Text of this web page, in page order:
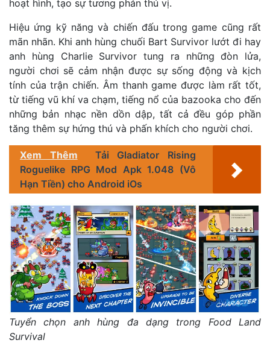
hoạt hình, tạo sự tương phản thú vị.
Hiệu ứng kỹ năng và chiến đấu trong game cũng rất
mãn nhãn. Khi anh hùng chuối Bart Survivor lướt đi hay
anh hùng Charlie Survivor tung ra những đòn lửa,
người chơi sẽ cảm nhận được sự sống động và kịch
tính của trận chiến. Âm thanh game được làm rất tốt,
từ tiếng vũ khí va chạm, tiếng nổ của bazooka cho đến
những bản nhạc nền dồn dập, tất cả đều góp phần
tăng thêm sự hứng thú và phấn khích cho người chơi.
Xem Thêm
Tải Gladiator Rising
Roguelike RPG Mod Apk 1.048 (Vô
Hạn Tiền) cho Android iOs
Tuyển chọn anh hùng đa dạng trong Food Land
Survival